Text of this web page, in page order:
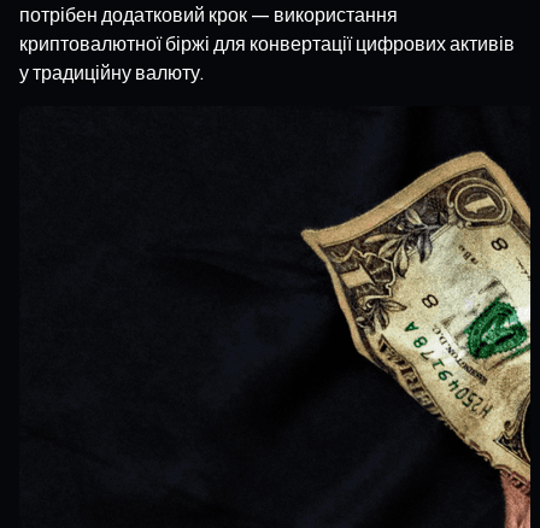
потрібен додатковий крок — використання
криптовалютної біржі для конвертації цифрових активів
у традиційну валюту.